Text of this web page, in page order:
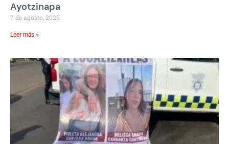
Ayotzinapa
7 de agosto, 2026
Leer más »